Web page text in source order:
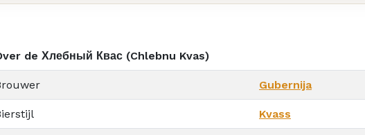
de Хлебный Квас (Chlebnu Kvas)
Gubernija
Kvass